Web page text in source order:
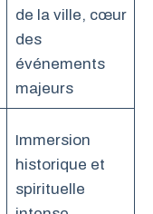
de la ville, cœur
des
événements
majeurs
Immersion
historique et
spirituelle